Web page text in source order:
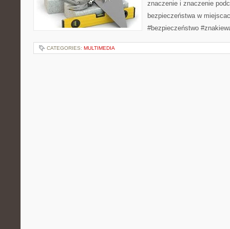
znaczenie i znaczenie
bezpieczeństwa w
#bezpieczeństwo
CATEGORIES: MULTIMEDIA